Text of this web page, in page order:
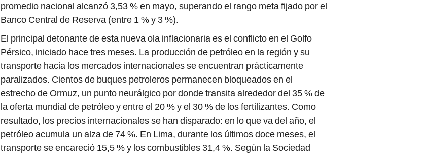
promedio nacional alcanzó 3,53 % en mayo, superando el rango meta fijado por el
Banco Central de Reserva (entre 1 % y 3 %).
El principal detonante de esta nueva ola inflacionaria es el conflicto en el Golfo
Pérsico, iniciado hace tres meses. La producción de petróleo en la región y su
transporte hacia los mercados internacionales se encuentran prácticamente
paralizados. Cientos de buques petroleros permanecen bloqueados en el
estrecho de Ormuz, un punto neurálgico por donde transita alrededor del 35 % de
la oferta mundial de petróleo y entre el 20 % y el 30 % de los fertilizantes. Como
resultado, los precios internacionales se han disparado: en lo que va del año, el
petróleo acumula un alza de 74 %. En Lima, durante los últimos doce meses, el
transporte se encareció 15,5 % y los combustibles 31,4 %. Según la Sociedad